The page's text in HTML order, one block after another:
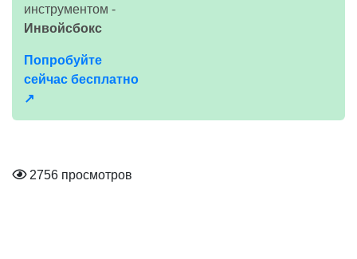
инструментом -
Инвойсбокс
Попробуйте
сейчас бесплатно
↗
2756 просмотров